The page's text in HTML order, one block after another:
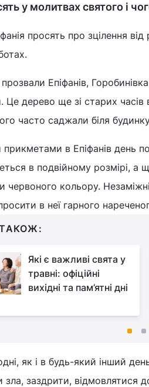
у молитвах святого і
просять про зцілення
Епіфанів,
Це дерево ще зі старих
часто саджали біля
в Епіфанів день
в подвійному розмірі, а
червоного кольору.
в неї гарного
Які є важливі свята у
травні: офіційні
вихідні та пам’ятні дні
як і в будь-який інший
заздрити, відмовлятися